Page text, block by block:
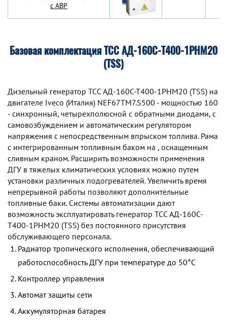
с АВР
Базовая комплектация ТСС АД-160С-Т400-1РНМ20
(TSS)
Дизельный генератор TCC АД-160С-Т400-1РНМ20 (TSS) на
двигателе Iveco (Италия) NEF67TM7.S500 - мощностью 160
- синхронный, четырехполюсной с обратными диодами, с
самовозбуждением и автоматическим регулятором
напряжения с непосредственным впрыском топлива. Рама
с интегрированным топливным баком на , оснащенным
сливным краном. Расширить возможности применения
ДГУ в тяжелых климатических условиях можно путем
установки различных подогревателей. Увеличить время
непрерывной работы позволяют дополнительные
топливные баки. Системы автоматизации дают
возможность эксплуатировать генератор TCC АД-160С-
Т400-1РНМ20 (TSS) без постоянного присутствия
обслуживающего персонала.
Радиатор тропического исполнения, обеспечивающий
работоспособность ДГУ при температуре до 50°С
Контроллер управления
Автомат защиты сети
Аккумуляторная батарея